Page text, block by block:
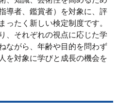
導者、鑑賞者）を対象に、評
ったく新しい検定制度です。
、それぞれの視点に応じた学
ながら、年齢や目的を問わず
を対象に学びと成長の機会を